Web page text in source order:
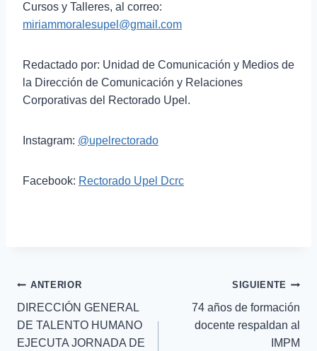
Cursos y Talleres, al correo:
miriammoralesupel@gmail.com
Redactado por: Unidad de Comunicación y Medios de
la Dirección de Comunicación y Relaciones
Corporativas del Rectorado Upel.
Instagram: @upelrectorado
Facebook: Rectorado Upel Dcrc
ANTERIOR
DIRECCIÓN GENERAL
DE TALENTO HUMANO
EJECUTA JORNADA DE
SIGUIENTE
74 años de formación
docente respaldan al
IMPM